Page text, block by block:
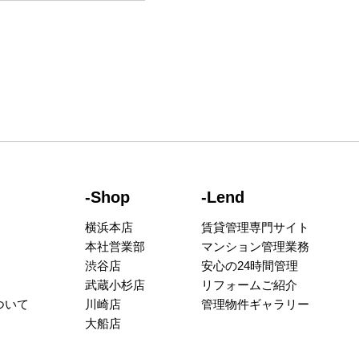
いて
-Shop
横浜本店
本社営業部
渋谷店
武蔵小杉店
川崎店
大船店
-Lend
賃貸管理専門サイト
マンション管理業務
安心の24時間管理
リフォームご紹介
管理物件ギャラリー